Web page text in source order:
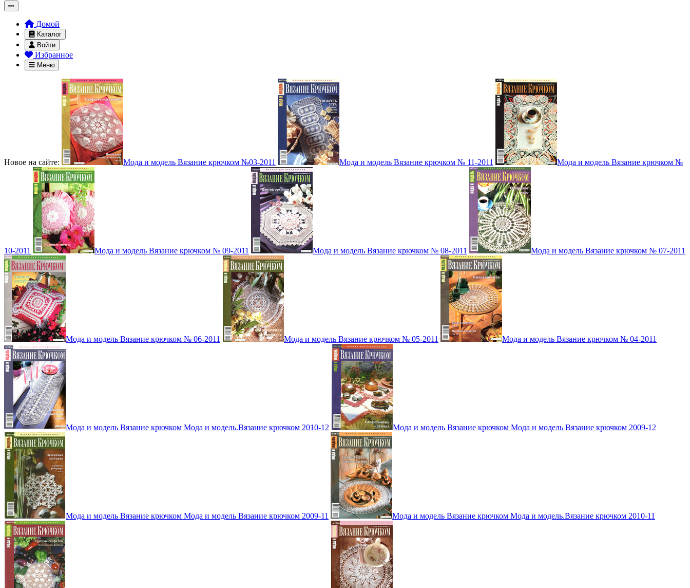
Домой
Каталог
Войти
Избранное
Меню
Новое на сайте: Мода и модель Вязание крючком №03-2011 Мода и модель Вязание крючком № 11-2011 Мода и модель Вязание крючком №
10-2011 Мода и модель Вязание крючком № 09-2011 Мода и модель Вязание крючком № 08-2011 Мода и модель Вязание крючком № 07-2011
Мода и модель Вязание крючком № 06-2011 Мода и модель Вязание крючком № 05-2011 Мода и модель Вязание крючком № 04-2011
Мода и модель Вязание крючком Мода и модель.Вязание крючком 2010-12 Мода и модель Вязание крючком Мода и модель Вязание крючком 2009-12
Мода и модель Вязание крючком Мода и модель Вязание крючком 2009-11 Мода и модель Вязание крючком Мода и модель.Вязание крючком 2010-11